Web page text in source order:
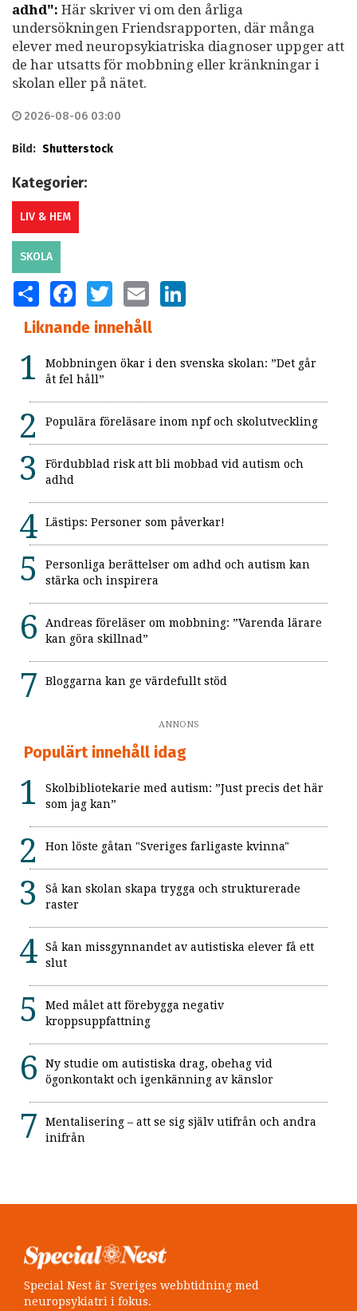
adhd": Här skriver vi om den årliga
undersökningen Friendsrapporten, där många
elever med neuropsykiatriska diagnoser uppger att
de har utsatts för mobbning eller kränkningar i
skolan eller på nätet.
2026-08-06 03:00
Bild: Shutterstock
Kategorier:
LIV & HEM
SKOLA
SHARE FACEBOOKTWITTER EMAIL
Liknande innehåll
Mobbningen ökar i den svenska skolan: ”Det går
åt fel håll”
Populära föreläsare inom npf och skolutveckling
Fördubblad risk att bli mobbad vid autism och
adhd
Lästips: Personer som påverkar!
Personliga berättelser om adhd och autism kan
stärka och inspirera
Andreas föreläser om mobbning: ”Varenda lärare
kan göra skillnad”
Bloggarna kan ge värdefullt stöd
ANNONS
Populärt innehåll idag
Skolbibliotekarie med autism: ”Just precis det här
som jag kan”
Hon löste gåtan "Sveriges farligaste kvinna"
Så kan skolan skapa trygga och strukturerade
raster
Så kan missgynnandet av autistiska elever få ett
slut
Med målet att förebygga negativ
kroppsuppfattning
Ny studie om autistiska drag, obehag vid
ögonkontakt och igenkänning av känslor
Mentalisering – att se sig själv utifrån och andra
inifrån
Special Nest är Sveriges webbtidning med
neuropsykiatri i fokus.